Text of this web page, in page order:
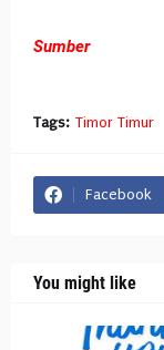
Sumber
Tags: Timor Timur
Facebook
You might like